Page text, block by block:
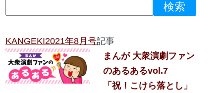
KANGEKI2021年8月号記事
まんが 大衆演劇ファン
のあるあるvol.7
「祝！こけら落とし」